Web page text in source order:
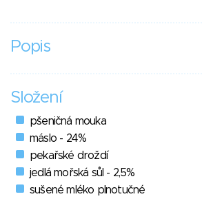
Popis
Složení
pšeničná mouka
máslo - 24%
pekařské droždí
jedlá mořská sůl - 2,5%
sušené mléko plnotučné